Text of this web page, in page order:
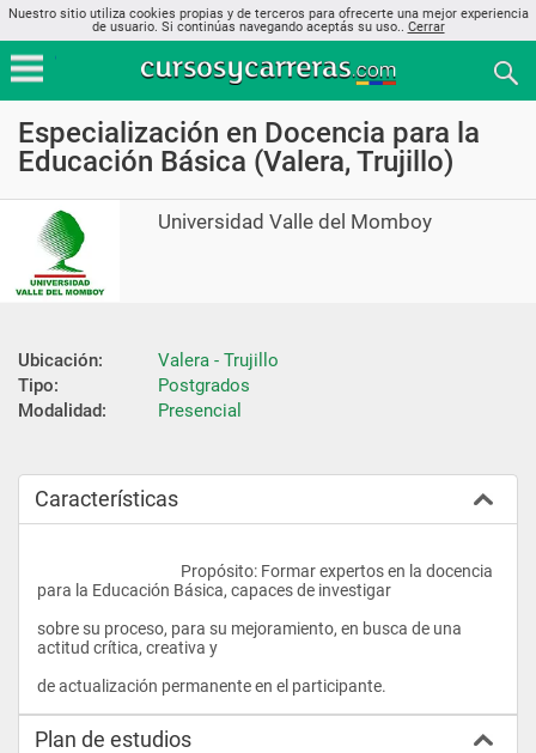
Nuestro sitio utiliza cookies propias y de terceros para ofrecerte una mejor experiencia
de usuario. Si continúas navegando aceptás su uso.. Cerrar
Especialización en Docencia para la
Educación Básica (Valera, Trujillo)
Universidad Valle del Momboy
Ubicación:
Valera - Trujillo
Tipo:
Postgrados
Modalidad:
Presencial
Características
para la Educación Básica, capaces de investigar
sobre su proceso, para su mejoramiento, en busca de una
actitud crítica, creativa y
Plan de estudios